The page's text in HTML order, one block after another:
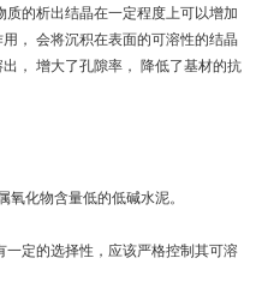
的析出结晶在一定程度上可以增加
， 会将沉积在表面的可溶性的结晶
， 增大了孔隙率， 降低了基材的抗
化物含量低的低碱水泥。
定的选择性，应该严格控制其可溶